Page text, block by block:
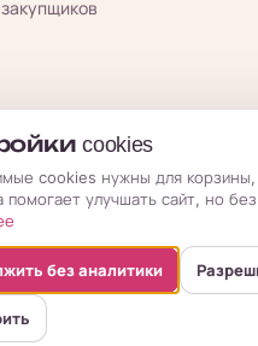
cookies
cookies нужны для корзины,
помогает улучшать сайт, но
без аналитики